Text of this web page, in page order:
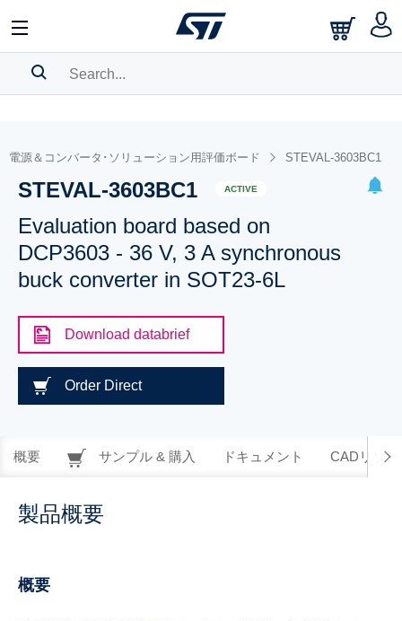
BOOKMARK
Please log in to show your saved searches.
電源＆コンバータ･ソリューション用評価ボード STEVAL-3603BC1
STEVAL-3603BC1 ACTIVE
Evaluation board based on
DCP3603 - 36 V, 3 A synchronous
buck converter in SOT23-6L
Download databrief
Order Direct
概要 サンプル & 購入 ドキュメント CADリソー
製品概要
概要